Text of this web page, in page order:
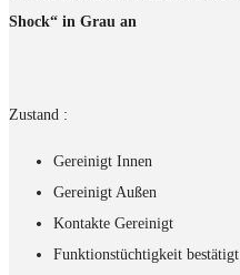
Shock“ in Grau an
Zustand :
Gereinigt Innen
Gereinigt Außen
Kontakte Gereinigt
Funktionstüchtigkeit bestätigt